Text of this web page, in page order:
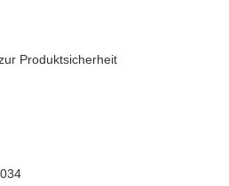
Produktsicherheit